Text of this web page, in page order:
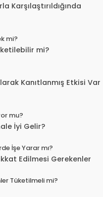
Karşılaştırıldığında
mi?
mi?
Kanıtlanmış Etkisi Var
mu?
İyi Gelir?
İşe Yarar mı?
Edilmesi Gerekenler
Tüketilmeli mi?